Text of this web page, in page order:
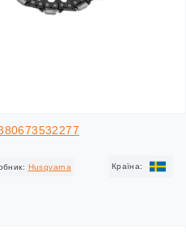
Husqvarna Країна: